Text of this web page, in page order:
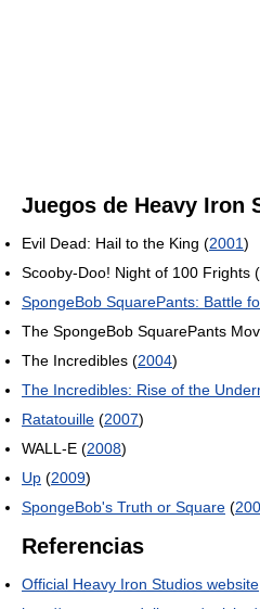
Juegos de Heavy Iron
Evil Dead: Hail to the King (2001)
Scooby-Doo! Night of 100 Frights (
SpongeBob SquarePants: Battle
The SpongeBob SquarePants
The Incredibles (2004)
The Incredibles: Rise of the
Ratatouille (2007)
WALL-E (2008)
Up (2009)
SpongeBob's Truth or Square (
Referencias
Official Heavy Iron Studios website